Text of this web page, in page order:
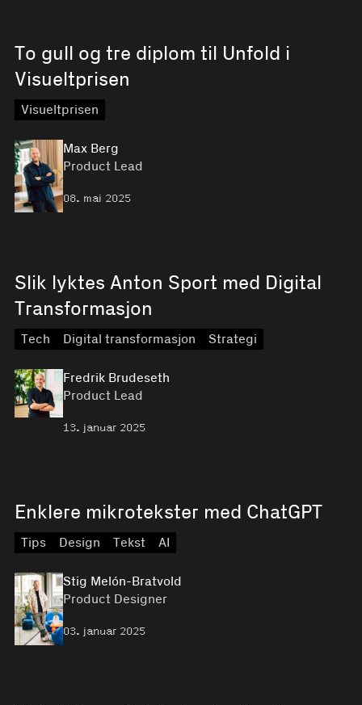
To gull og tre diplom til Unfold i
Visueltprisen
Visueltprisen
Max Berg
Product Lead
08. mai 2025
Slik lyktes Anton Sport med Digital
Transformasjon
Tech Digital transformasjon Strategi
Fredrik Brudeseth
Product Lead
13. januar 2025
Enklere mikro­tekster med ChatGPT
Tips Design Tekst AI
Stig Melón-Bratvold
Product Designer
03. januar 2025